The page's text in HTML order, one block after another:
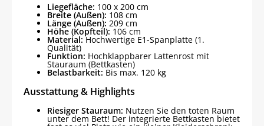
Liegefläche: 100 x 200 cm
Breite (Außen): 108 cm
Länge (Außen): 209 cm
Höhe (Kopfteil): 106 cm
Material: Hochwertige E1-Spanplatte (1.
Qualität)
Funktion: Hochklappbarer Lattenrost mit
Stauraum (Bettkasten)
Belastbarkeit: Bis max. 120 kg
Ausstattung & Highlights
Riesiger Stauraum: Nutzen Sie den toten Raum
unter dem Bett! Der integrierte Bettkasten bietet